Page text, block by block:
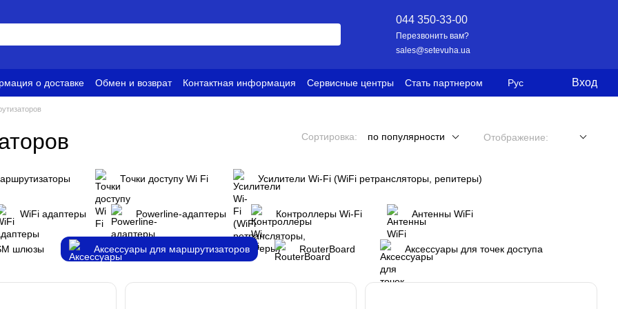
044 350-33-00
Перезвонить вам?
sales@setevuha.ua
о доставке Обмен и возврат Контактная информация Сервисные центры
Стать партнером
Условия использования
Рус Вход
Сортировка: по популярности Отображение:
Точки доступу Wi Fi Усилители Wi-Fi (WiFi ретрансляторы, репитеры)
WiFi адаптеры Powerline-адаптеры Контроллеры Wi-Fi Антенны WiFi
шлюзы Аксессуары для маршрутизаторов RouterBoard Аксессуары для точек доступа